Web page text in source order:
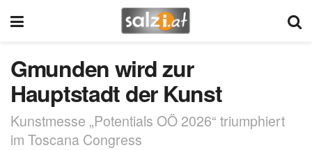
Gmunden wird zur
Hauptstadt der Kunst
Kunstmesse „Potentials OÖ 2026“ triumphiert
im Toscana Congress